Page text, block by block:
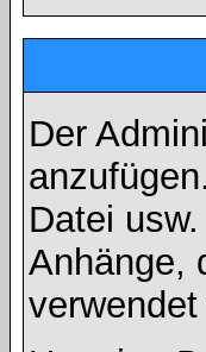
Der
Datei
Anhänge,